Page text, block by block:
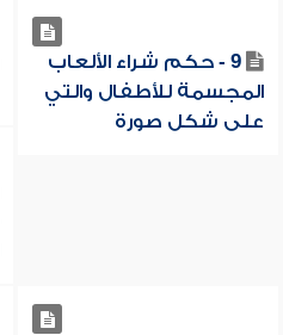
9 - حكم شراء الألعاب
المجسمة للأطفال والتي
على شكل صورة